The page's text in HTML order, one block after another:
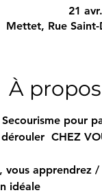
21
Mettet, Rue
À
pour
CHEZ
vous apprendrez /
idéale